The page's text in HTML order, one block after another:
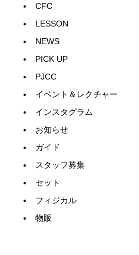
CFC
LESSON
NEWS
PICK UP
PJCC
イベント＆レクチャー
インスタグラム
お知らせ
ガイド
スタッフ募集
セット
フィジカル
物販